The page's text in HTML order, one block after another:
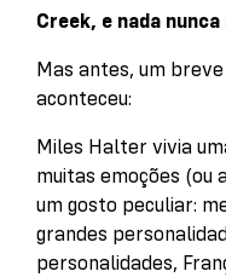
Creek, e nada
Mas antes, um
aconteceu:
Miles Halter vivia
muitas emoções (ou
um gosto peculiar:
grandes
personalidades,